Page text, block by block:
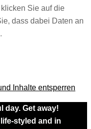
Sie auf die
dass dabei Daten an
Inhalte entsperren
day. Get away!
styled and in